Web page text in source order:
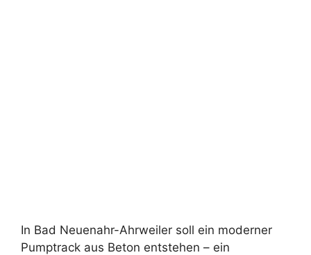
In Bad Neuenahr-Ahrweiler soll ein moderner
Pumptrack aus Beton entstehen – ein